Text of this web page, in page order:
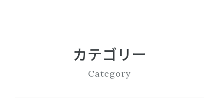
カテゴリー
Category